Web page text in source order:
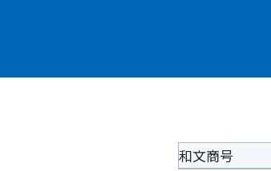
和文商号